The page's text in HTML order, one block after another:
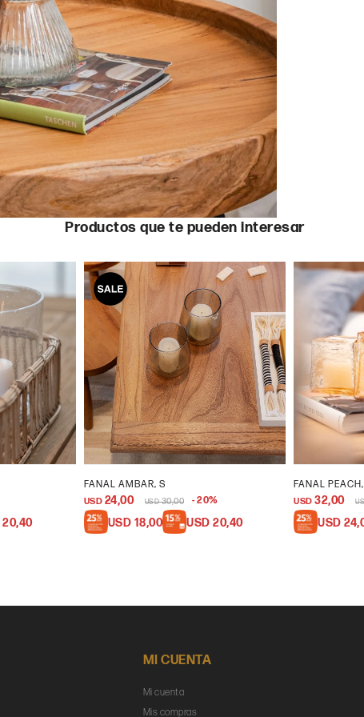
Productos que te pueden interesar
20,40
FANAL AMBAR, S
USD 24,00 USD 30,00 20
USD 18,00 USD 20,40
FANAL
USD 32,00
USD
MI CUENTA
Mi cuenta
Mis compras